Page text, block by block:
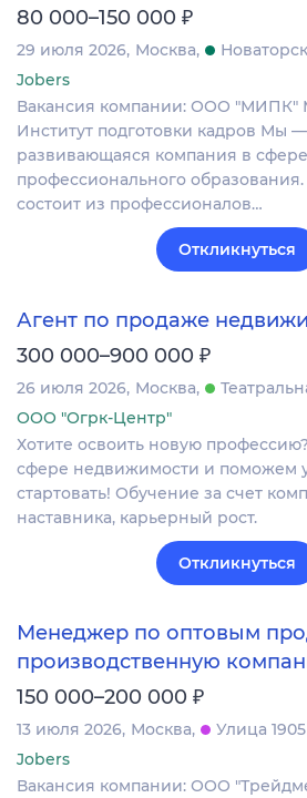
80 000–150 000 ₽
29 июля 2026 Москва
Jobers
Вакансия компании: ООО "МИПК"
Институт подготовки кадров Мы
развивающаяся компания в
профессионального
состоит из профессионалов…
Откликнуться
Агент по продаже
300 000–900 000 ₽
26 июля 2026 Москва
ООО "Огрк-Центр"
Хотите освоить новую
сфере недвижимости и поможем
стартовать! Обучение за счет
наставника, карьерный рост.
Откликнуться
Менеджер по оптовым
производственную
150 000–200 000 ₽
13 июля 2026 Москва
Улица
Jobers
Вакансия компании: ООО